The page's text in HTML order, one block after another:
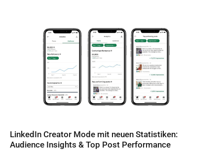
LinkedIn Creator Mode mit neuen Statistiken:
Audience Insights & Top Post Performance